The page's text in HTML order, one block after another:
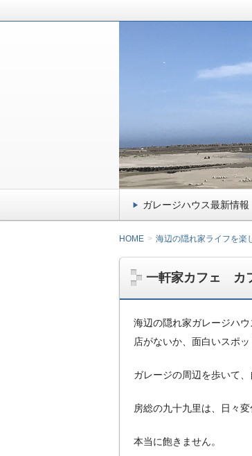
サーファー
イクガレー
千葉県九十九里のガレ
介！ドッグフード大好
ガレージハウス最新情報
HOME 海辺の隠れ家ライフを楽
一軒家カフェ カ
海辺の隠れ家ガレージハ
店がないか、面白いスポ
ガレージの周辺を歩いて
房総の九十九里は、日々
本当に飽きません。